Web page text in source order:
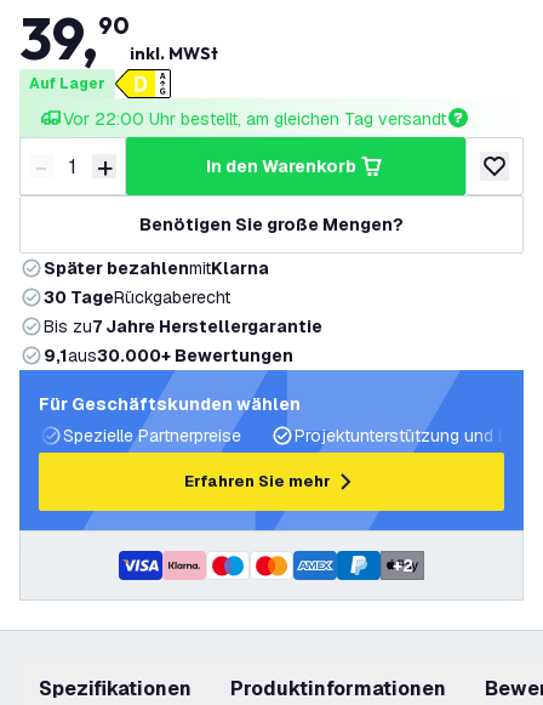
39,90
inkl. MWSt
Auf Lager
Vor 22:00 Uhr bestellt, am gleichen Tag versandt
Menge verringern
- Menge erhöhen
+ in den Warenkorb
zur
Benötigen Sie große Mengen?
Später bezahlenmitKlarna
30 TageRückgaberecht
Bis zu7 Jahre Herstellergarantie
9,1aus30.000+ Bewertungen
Für Geschäftskunden wählen
Spezielle Partnerpreise
Projektunterstützung und
Erfahren Sie mehr
+2
Spezifikationen Produktinformationen